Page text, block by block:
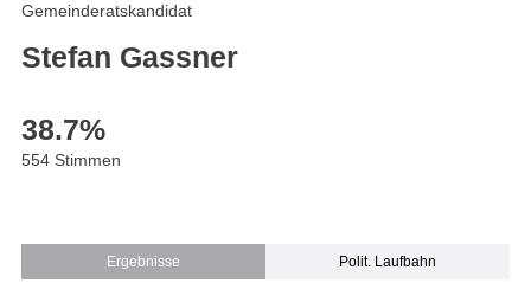
Gemeinderatskandidat
Stefan Gassner
38.7%
554 Stimmen
Ergebnisse Polit. Laufbahn